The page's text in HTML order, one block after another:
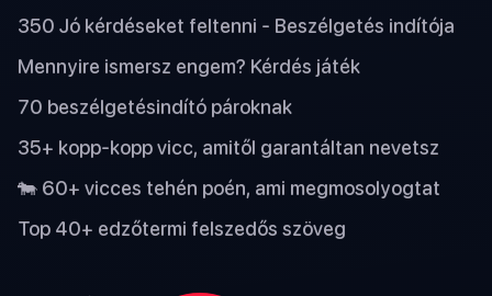
350 Jó kérdéseket feltenni - Beszélgetés indítója
Mennyire ismersz engem? Kérdés játék
70 beszélgetésindító pároknak
35+ kopp-kopp vicc, amitől garantáltan nevetsz
🐄 60+ vicces tehén poén, ami megmosolyogtat
Top 40+ edzőtermi felszedős szöveg